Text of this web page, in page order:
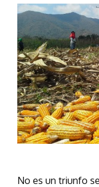
No es un triunfo